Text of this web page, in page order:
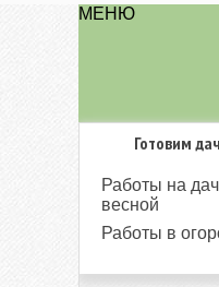
МЕНЮ
Готовим
Работы на
весной
Работы в